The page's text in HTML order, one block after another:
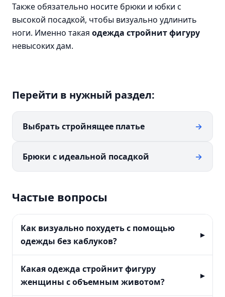
Также обязательно носите брюки и юбки с
высокой посадкой, чтобы визуально удлинить
ноги. Именно такая одежда стройнит фигуру
невысоких дам.
Перейти в нужный раздел:
Выбрать стройнящее платье →
Брюки с идеальной посадкой →
Частые вопросы
Как визуально похудеть с помощью
одежды без каблуков?
Какая одежда стройнит фигуру
женщины с объемным животом?